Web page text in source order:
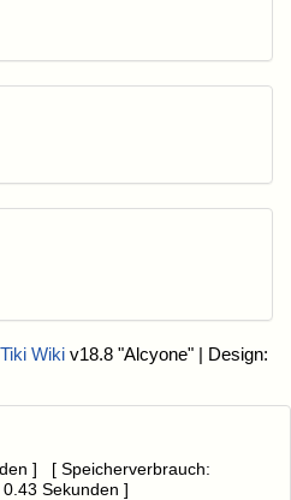
Wiki v18.8 "Alcyone" | Design:
] [ Speicherverbrauch:
Sekunden ]